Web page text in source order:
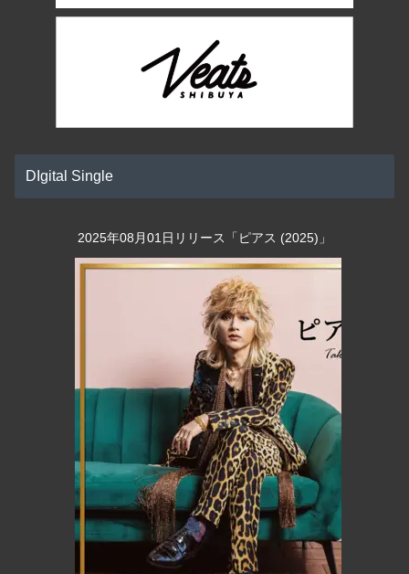
DIgital Single
2025年08月01日リリース「ピアス (2025)」